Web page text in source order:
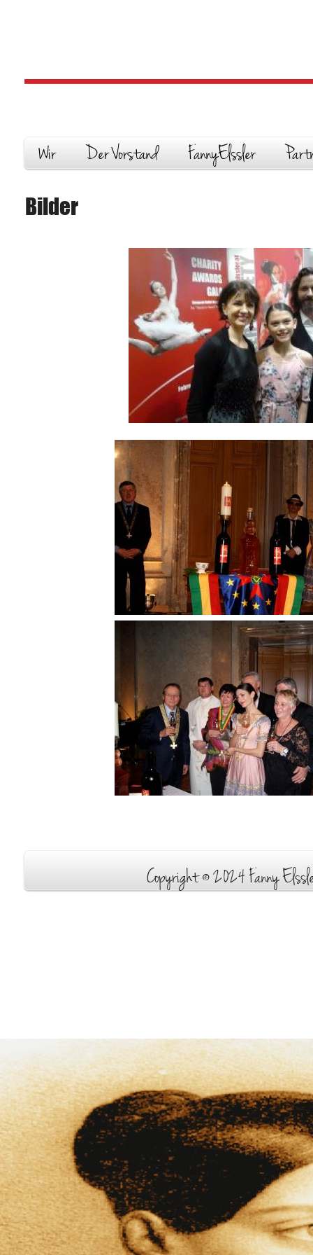
Wir Der Vorstand FannyElssler
Bilder
Copyright © 2024 Fanny